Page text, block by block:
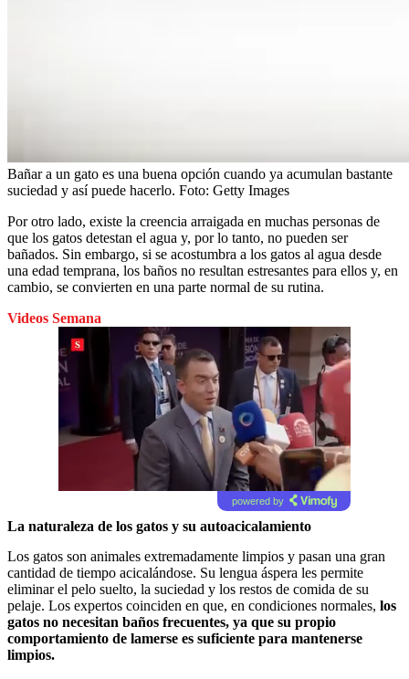
Bañar a un gato es una buena opción cuando ya acumulan bastante
suciedad y así puede hacerlo. Foto: Getty Images
Por otro lado, existe la creencia arraigada en muchas personas de
que los gatos detestan el agua y, por lo tanto, no pueden ser
bañados. Sin embargo, si se acostumbra a los gatos al agua desde
una edad temprana, los baños no resultan estresantes para ellos y, en
cambio, se convierten en una parte normal de su rutina.
Videos Semana
powered by
La naturaleza de los gatos y su autoacicalamiento
Los gatos son animales extremadamente limpios y pasan una gran
cantidad de tiempo acicalándose. Su lengua áspera les permite
eliminar el pelo suelto, la suciedad y los restos de comida de su
pelaje. Los expertos coinciden en que, en condiciones normales, los
gatos no necesitan baños frecuentes, ya que su propio
comportamiento de lamerse es suficiente para mantenerse
limpios.